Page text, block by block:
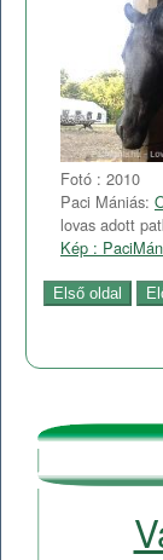
Fotó : 2010
Paci Mániás:
lovas adott
Kép :